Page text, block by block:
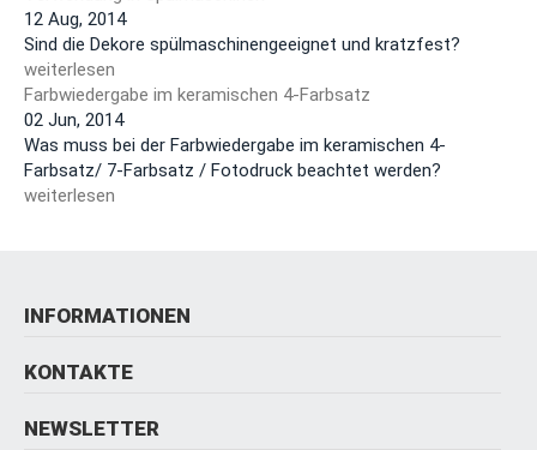
12 Aug, 2014
Sind die Dekore spülmaschinengeeignet und kratzfest?
weiterlesen
Farbwiedergabe im keramischen 4-Farbsatz
02 Jun, 2014
Was muss bei der Farbwiedergabe im keramischen 4-
Farbsatz/ 7-Farbsatz / Fotodruck beachtet werden?
weiterlesen
INFORMATIONEN
KONTAKTE
NEWSLETTER